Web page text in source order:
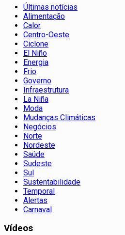
Últimas notícias
Alimentação
Calor
Centro-Oeste
Ciclone
El Niño
Energia
Frio
Governo
Infraestrutura
La Niña
Moda
Mudanças Climáticas
Negócios
Norte
Nordeste
Saúde
Sudeste
Sul
Sustentabilidade
Temporal
Alertas
Carnaval
Vídeos